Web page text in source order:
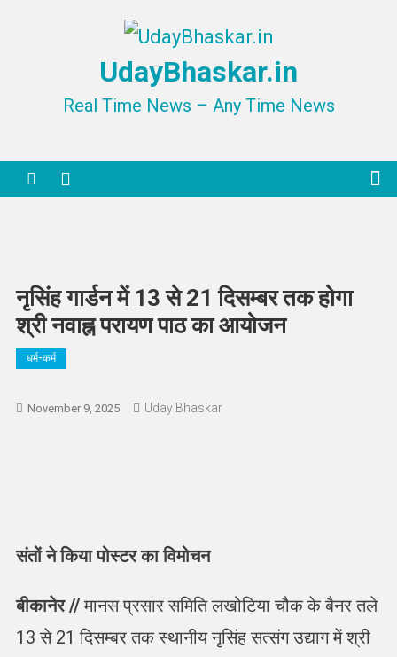
UdayBhaskar.in
Real Time News – Any Time News
नृसिंह गार्डन में 13 से 21 दिसम्बर तक होगा
श्री नवाह्न परायण पाठ का आयोजन
धर्म-कर्म
November 9, 2025 Uday Bhaskar
संतों ने किया पोस्टर का विमोचन
बीकानेर //मानस प्रसार समिति लखोटिया चौक के बैनर तले
13 से 21 दिसम्बर तक स्थानीय नृसिंह सत्संग उद्याग में श्री